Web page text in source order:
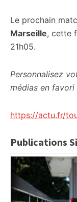
Le prochain
Marseille, cette
21h05.
Personnalisez
médias en favori
https://actu.fr/
Publications